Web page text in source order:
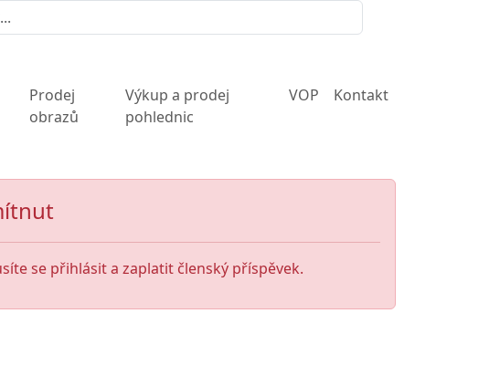
Prodej
obrazů
Výkup a prodej
pohlednic
VOP Kontakt
se přihlásit a zaplatit členský příspěvek.